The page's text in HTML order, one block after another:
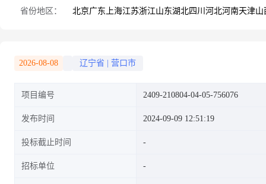
省份地区： 北京广东 上海江苏浙江山东湖北四川 河北河南天津山
2026-08-08 辽宁省 营口市
项目编号 2409-210804-04-05-756076
发布时间 2024-09-09 12:51:19
投标截止时间
招标单位